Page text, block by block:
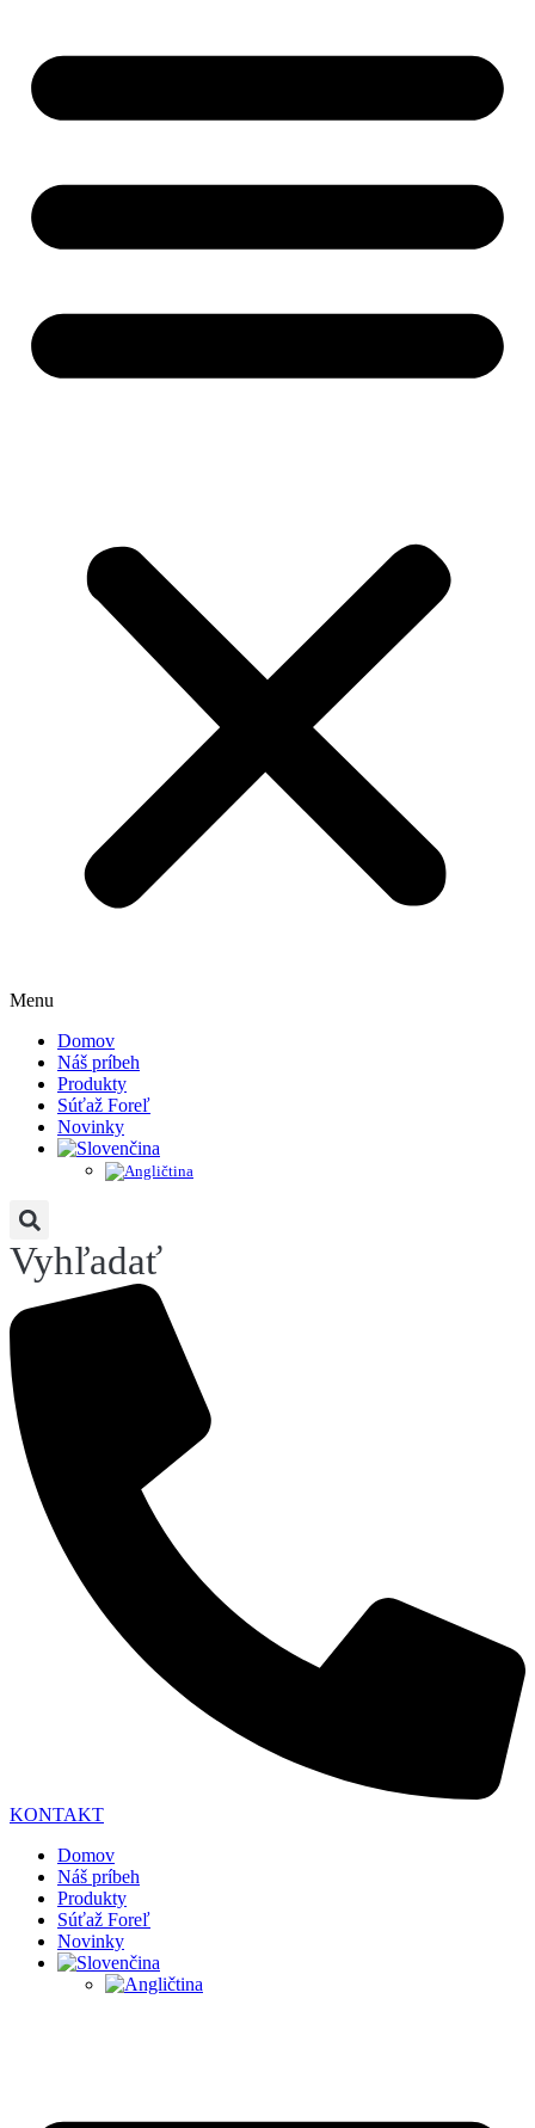
Menu
Domov
Náš príbeh
Produkty
Súťaž Foreľ
Novinky
Vyhľadať
KONTAKT
Domov
Náš príbeh
Produkty
Súťaž Foreľ
Novinky